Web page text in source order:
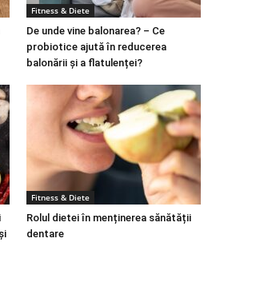
Fitness & Diete
De unde vine balonarea? – Ce
probiotice ajută în reducerea
balonării și a flatulenței?
Fitness & Diete
Rolul dietei în menținerea sănătății
dentare